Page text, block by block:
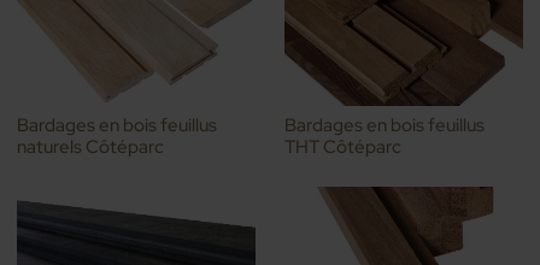
Bardages en bois feuillus
naturels Côtéparc
Bardages en bois feuillus
THT Côtéparc